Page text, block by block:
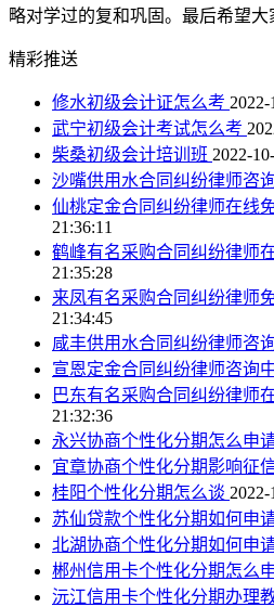
略对学过的复和巩固。最后希望大
精彩推送
修水初级会计证怎么考 2022-
武宁初级会计考试怎么考
柴桑初级会计培训班 2022-
沙嘴供用水合同纠纷律师咨
仙桃定金合同纠纷律师在线
21:36:11
鹤峰有名采购合同纠纷律师
21:35:28
来凤有名采购合同纠纷律师
21:34:45
咸丰供用水合同纠纷律师咨
宣恩定金合同纠纷律师咨询
巴东有名采购合同纠纷律师
21:32:36
永兴协商个性化分期怎么申
宜章协商个性化分期影响征
桂阳个性化分期怎么谈 2022-
苏仙贷款个性化分期如何申
北湖协商个性化分期如何申
郴州信用卡个性化分期怎么
沅江信用卡个性化分期办理